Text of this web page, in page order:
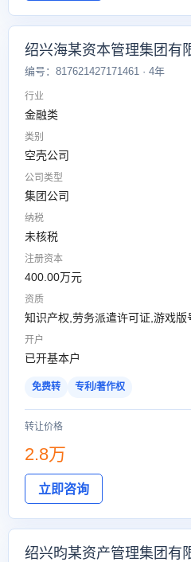
绍兴海某资本管理集团有
编号：817621427171461 · 4年
行业
金融类
类别
空壳公司
公司类型
集团公司
纳税
未核税
注册资本
400.00万元
资质
知识产权,劳务派遣许可证,游戏版
开户
已开基本户
免费转 专利/著作权
转让价格
2.8万
立即咨询
绍兴昀某资产管理集团有